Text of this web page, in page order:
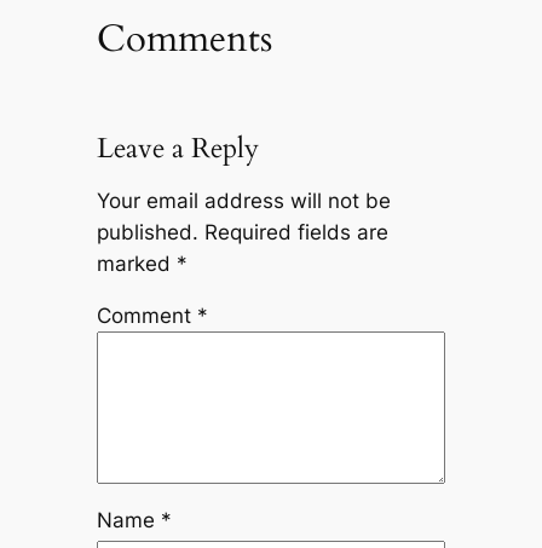
Comments
Leave a Reply
Your email address will not be
published. Required fields are
marked *
Comment *
Name *